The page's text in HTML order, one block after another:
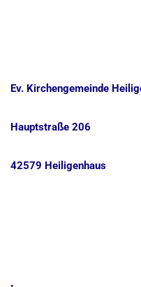
Ev. Kirchengemeinde
Hauptstraße 206
42579 Heiligenhaus